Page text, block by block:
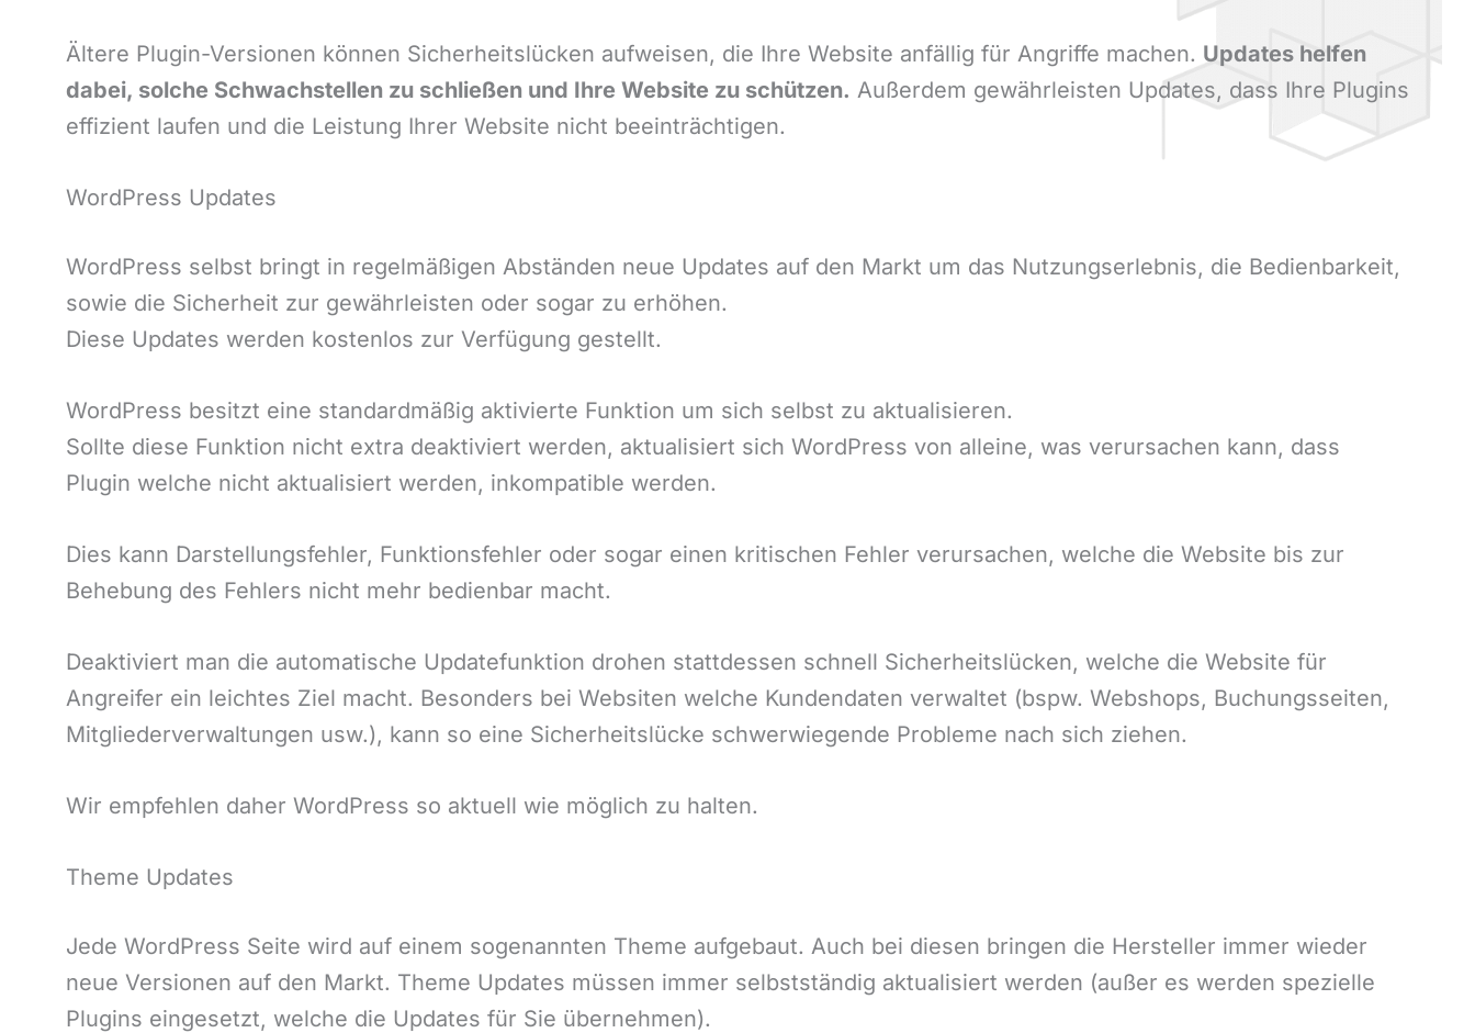
Ältere Plugin-Versionen können Sicherheitslücken aufweisen, die Ihre Website anfällig für Angriffe machen. Updates helfen
dabei, solche Schwachstellen zu schließen und Ihre Website zu schützen. Außerdem gewährleisten Updates, dass Ihre Plugins
effizient laufen und die Leistung Ihrer Website nicht beeinträchtigen.
WordPress Updates
WordPress selbst bringt in regelmäßigen Abständen neue Updates auf den Markt um das Nutzungserlebnis, die Bedienbarkeit,
sowie die Sicherheit zur gewährleisten oder sogar zu erhöhen.
Diese Updates werden kostenlos zur Verfügung gestellt.
WordPress besitzt eine standardmäßig aktivierte Funktion um sich selbst zu aktualisieren.
Sollte diese Funktion nicht extra deaktiviert werden, aktualisiert sich WordPress von alleine, was verursachen kann, dass
Plugin welche nicht aktualisiert werden, inkompatible werden.
Dies kann Darstellungsfehler, Funktionsfehler oder sogar einen kritischen Fehler verursachen, welche die Website bis zur
Behebung des Fehlers nicht mehr bedienbar macht.
Deaktiviert man die automatische Updatefunktion drohen stattdessen schnell Sicherheitslücken, welche die Website für
Angreifer ein leichtes Ziel macht. Besonders bei Websiten welche Kundendaten verwaltet (bspw. Webshops, Buchungsseiten,
Mitgliederverwaltungen usw.), kann so eine Sicherheitslücke schwerwiegende Probleme nach sich ziehen.
Wir empfehlen daher WordPress so aktuell wie möglich zu halten.
Theme Updates
Jede WordPress Seite wird auf einem sogenannten Theme aufgebaut. Auch bei diesen bringen die Hersteller immer wieder
neue Versionen auf den Markt. Theme Updates müssen immer selbstständig aktualisiert werden (außer es werden spezielle
Plugins eingesetzt, welche die Updates für Sie übernehmen).